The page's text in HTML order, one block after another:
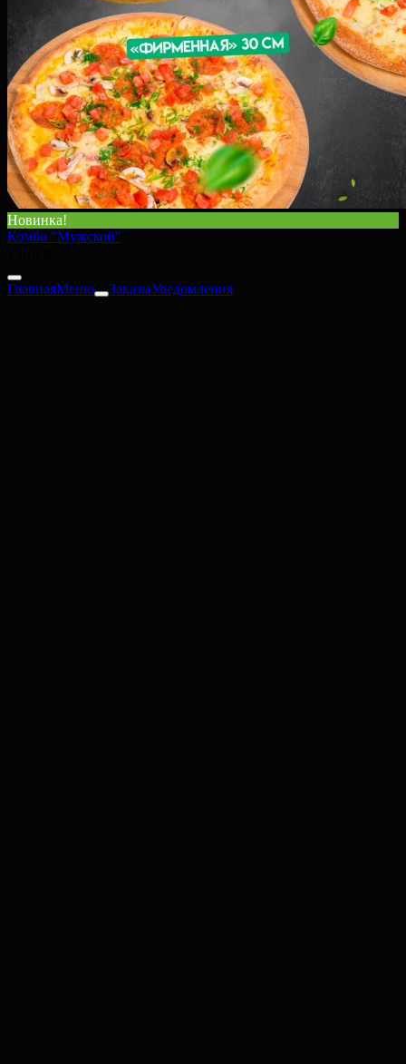
Новинка!
Комбо "Мужской"
ГлавнаяМеню ЗаказыУведомления